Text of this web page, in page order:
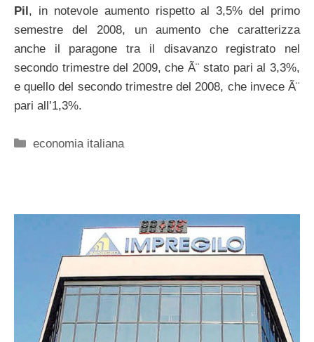
Pil , in notevole aumento rispetto al 3,5% del primo
semestre del 2008, un aumento che caratterizza
anche il paragone tra il disavanzo registrato nel
secondo trimestre del 2009, che Ã¨ stato pari al 3,3%,
e quello del secondo trimestre del 2008, che invece Ã¨
pari all’1,3%.
Categorie
economia italiana